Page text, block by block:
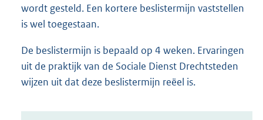
wordt gesteld. Een kortere beslistermijn vaststellen
is wel toegestaan.
De beslistermijn is bepaald op 4 weken. Ervaringen
uit de praktijk van de Sociale Dienst Drechtsteden
wijzen uit dat deze beslistermijn reëel is.